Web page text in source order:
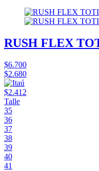
RUSH FLEX
$6.700
$2.680
$2.412
Talle
35
36
37
38
39
40
41